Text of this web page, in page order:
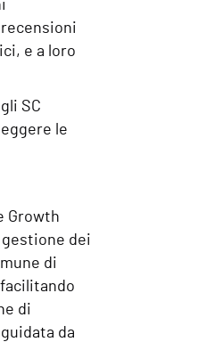
e a loro
SC
le
Growth
dei
di
di
da